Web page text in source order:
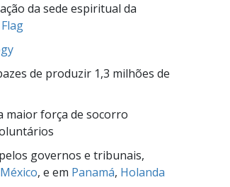
da sede espiritual da
de produzir 1,3 milhões de
força de socorro
governos e tribunais,
México, e em Panamá, Holanda